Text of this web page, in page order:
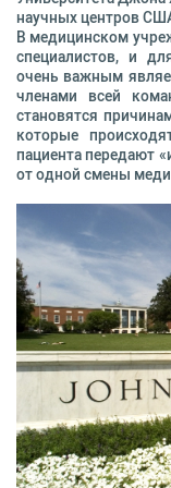
научных центров
В медицинском
специалистов, и
очень важным
членами всей
становятся
которые
пациента передают
от одной смены